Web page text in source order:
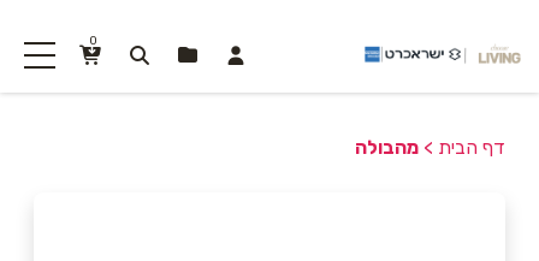
0
דף הבית > מהבולה